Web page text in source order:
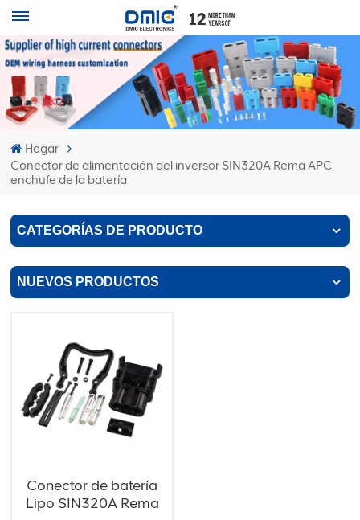
Hogar
Conector de alimentación del inversor SIN320A Rema APC
enchufe de la batería
CATEGORÍAS DE PRODUCTO
NUEVOS PRODUCTOS
Conector de batería
Lipo SIN320A Rema